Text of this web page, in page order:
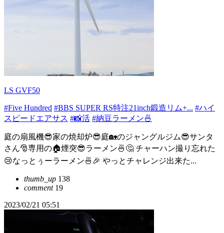
LS GVF50
#Five Hundred #BBS SUPER RS特注21inch鍛造リム+... #ハイ
スピードエアサス #📸活 #納豆ラーメン🍜
庭の扇風機😎家の焼却炉😎庭🏡のジャングルジム😎サンタ
さん🎅専用の🏠煙突😎ラーメン🍜🤔 チャーハン撮り忘れた
😢なっとぅーラーメン🍜🎉 やっとチャレンジ出来た...
thumb_up 138
comment19
2023/02/21 05:51